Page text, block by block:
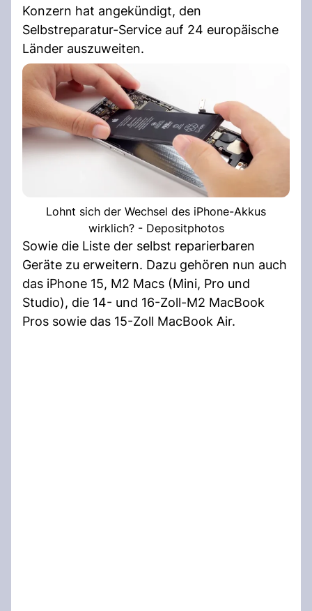
Konzern hat angekündigt, den
Selbstreparatur-Service auf 24 europäische
Länder auszuweiten.
Lohnt sich der Wechsel des iPhone-Akkus
wirklich? - Depositphotos
Sowie die Liste der selbst reparierbaren
Geräte zu erweitern. Dazu gehören nun auch
das iPhone 15, M2 Macs (Mini, Pro und
Studio), die 14- und 16-Zoll-M2 MacBook
Pros sowie das 15-Zoll MacBook Air.